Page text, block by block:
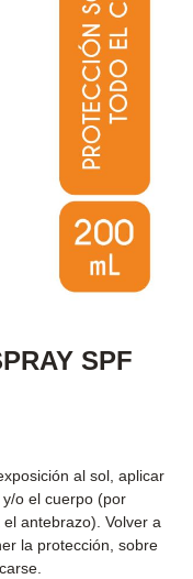
SPF
al sol, aplicar
o el cuerpo (por
antebrazo). Volver a
la protección, sobre